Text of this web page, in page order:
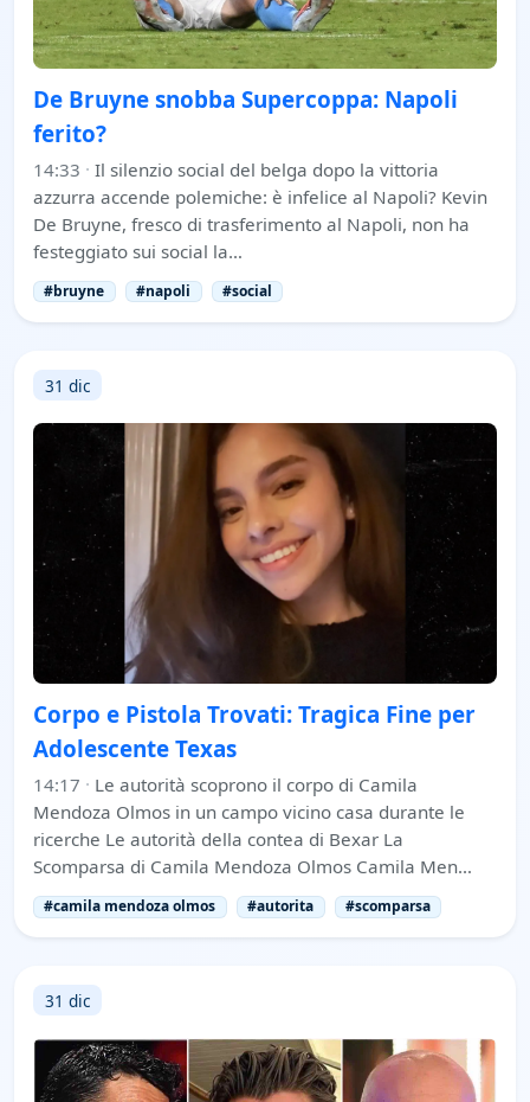
De Bruyne snobba Supercoppa: Napoli
ferito?
14:33 · Il silenzio social del belga dopo la vittoria
azzurra accende polemiche: è infelice al Napoli? Kevin
De Bruyne, fresco di trasferimento al Napoli, non ha
festeggiato sui social la…
#bruyne #napoli #social
31 dic
Corpo e Pistola Trovati: Tragica Fine per
Adolescente Texas
14:17 · Le autorità scoprono il corpo di Camila
Mendoza Olmos in un campo vicino casa durante le
ricerche Le autorità della contea di Bexar La
Scomparsa di Camila Mendoza Olmos Camila Men…
#camila mendoza olmos #autorita #scomparsa
31 dic